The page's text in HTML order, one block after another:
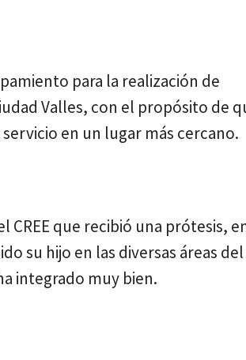
para la realización de
Valles, con el propósito de
en un lugar más cercano.
CREE que recibió una prótesis,
su hijo en las diversas áreas
integrado muy bien.